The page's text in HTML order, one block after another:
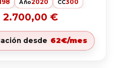
Año2020 CC300
2.700,00 €
desde 62€/mes